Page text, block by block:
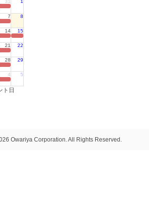
31 1
7 8
14 15
21 22
28 29
4 5
ト日
Owariya Corporation. All Rights Reserved.